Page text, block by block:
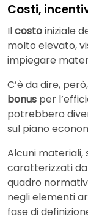
Costi,
Ilcostoiniziale
molto elevato,
impiegare
C’è da dire,
bonus per
potrebbero
sul piano
Alcuni
caratterizzati
quadro
negli elementi
fase di